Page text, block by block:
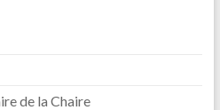
de la Chaire